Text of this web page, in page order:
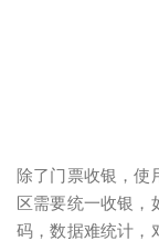
除了门票收银，使
区需要统一收银
码，数据难统计，